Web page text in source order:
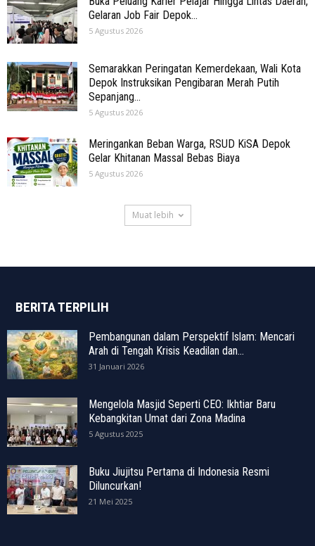
Gelaran Job Fair Depok...
5 Agustus 2026
Semarakkan Peringatan Kemerdekaan, Wali Kota
Depok Instruksikan Pengibaran Merah Putih
Sepanjang...
5 Agustus 2026
Meringankan Beban Warga, RSUD KiSA Depok
Gelar Khitanan Massal Bebas Biaya
5 Agustus 2026
Muat lebih
BERITA TERPILIH
Pembangunan dalam Perspektif Islam: Mencari
Arah di Tengah Krisis Keadilan dan...
31 Januari 2026
Mengelola Masjid Seperti CEO: Ikhtiar Baru
Kebangkitan Umat dari Zona Madina
5 Agustus 2025
Buku Jiujitsu Pertama di Indonesia Resmi
Diluncurkan!
21 Mei 2025